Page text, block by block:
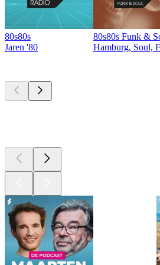
80s80s
Jaren '80
80s80s Funk &
Hamburg, Soul,